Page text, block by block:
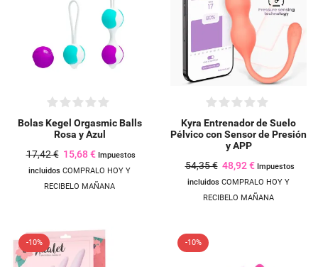
Bolas Kegel Orgasmic Balls
Rosa y Azul
17,42 € 15,68 € Impuestos
incluidos COMPRALO HOY Y
RECIBELO MAÑANA
Kyra Entrenador de Suelo
Pélvico con Sensor de Presión
y APP
54,35 € 48,92 € Impuestos
incluidos COMPRALO HOY Y
RECIBELO MAÑANA
-10% -10%